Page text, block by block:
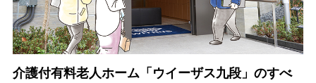
介護付有料老人ホーム「ウイーザス九段」のすべ